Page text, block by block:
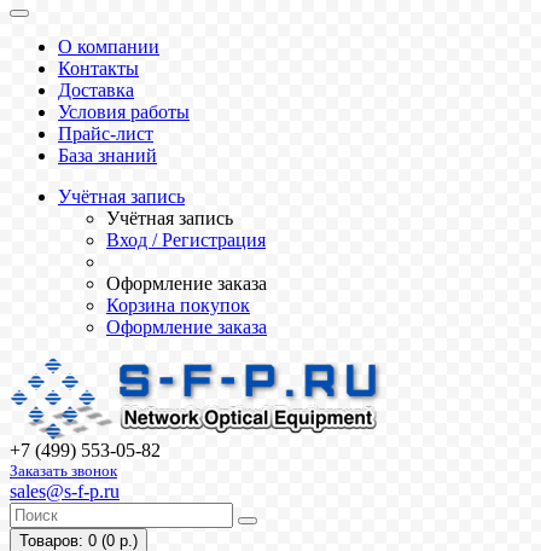
О компании
Контакты
Доставка
Условия работы
Прайс-лист
База знаний
Учётная запись
Учётная запись
Вход / Регистрация
Оформление заказа
Корзина покупок
Оформление заказа
+7 (499) 553-05-82
Заказать звонок
sales@s-f-p.ru
Товаров: 0 (0 р.)